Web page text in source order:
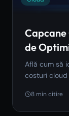
de
Află cum să
costuri
8 min citire